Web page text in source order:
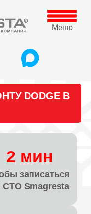
Меню
DODGE В
2 мин
записаться
СТО Smagresta